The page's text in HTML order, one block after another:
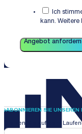
Ich
kann.
Angebot anfordern
ABONNIEREN SIE UNSEREN
Bleiben Sie auf dem